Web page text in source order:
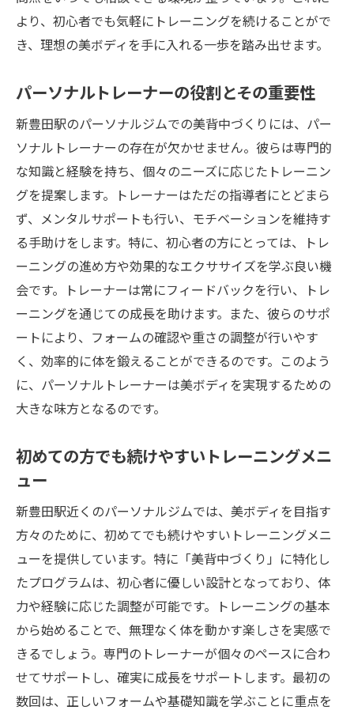
より、初心者でも気軽にトレーニングを続けることがで
き、理想の美ボディを手に入れる一歩を踏み出せます。
パーソナルトレーナーの役割とその重要性
新豊田駅のパーソナルジムでの美背中づくりには、パー
ソナルトレーナーの存在が欠かせません。彼らは専門的
な知識と経験を持ち、個々のニーズに応じたトレーニン
グを提案します。トレーナーはただの指導者にとどまら
ず、メンタルサポートも行い、モチベーションを維持す
る手助けをします。特に、初心者の方にとっては、トレ
ーニングの進め方や効果的なエクササイズを学ぶ良い機
会です。トレーナーは常にフィードバックを行い、トレ
ーニングを通じての成長を助けます。また、彼らのサポ
ートにより、フォームの確認や重さの調整が行いやす
く、効率的に体を鍛えることができるのです。このよう
に、パーソナルトレーナーは美ボディを実現するための
大きな味方となるのです。
初めての方でも続けやすいトレーニングメニ
ュー
新豊田駅近くのパーソナルジムでは、美ボディを目指す
方々のために、初めてでも続けやすいトレーニングメニ
ューを提供しています。特に「美背中づくり」に特化し
たプログラムは、初心者に優しい設計となっており、体
力や経験に応じた調整が可能です。トレーニングの基本
から始めることで、無理なく体を動かす楽しさを実感で
きるでしょう。専門のトレーナーが個々のペースに合わ
せてサポートし、確実に成長をサポートします。最初の
数回は、正しいフォームや基礎知識を学ぶことに重点を